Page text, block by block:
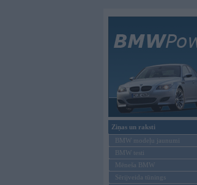
Ziņas un raksti
BMW modeļu jaunumi
BMW testi
Mēneša BMW
Sērijveida tūnings